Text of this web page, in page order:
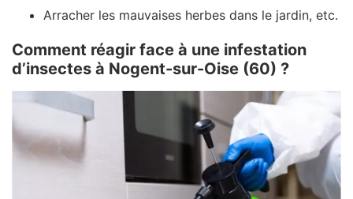
Arracher les mauvaises herbes dans le jardin, etc.
Comment réagir face à une infestation
d’insectes à Nogent-sur-Oise (60) ?